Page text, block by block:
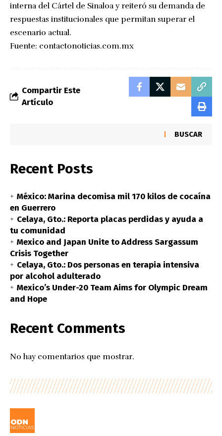
interna del Cártel de Sinaloa y reiteró su demanda de
respuestas institucionales que permitan superar el
escenario actual.
Fuente: contactonoticias.com.mx
Compartir Este
Artículo
BUSCAR
Recent Posts
México: Marina decomisa mil 170 kilos de cocaína
en Guerrero
Celaya, Gto.: Reporta placas perdidas y ayuda a
tu comunidad
Mexico and Japan Unite to Address Sargassum
Crisis Together
Celaya, Gto.: Dos personas en terapia intensiva
por alcohol adulterado
Mexico’s Under-20 Team Aims for Olympic Dream
and Hope
Recent Comments
No hay comentarios que mostrar.